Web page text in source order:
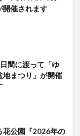
開催されます
間に渡って「ゆ
地まつり」が開催
花公園『2026年の